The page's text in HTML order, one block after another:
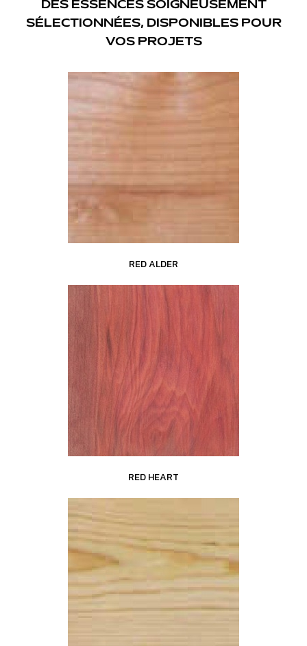
DES ESSENCES SOIGNEUSEMENT
SÉLECTIONNÉES, DISPONIBLES POUR
VOS PROJETS
RED ALDER
RED HEART